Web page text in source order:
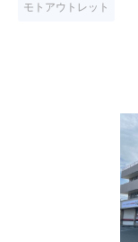
モトアウトレット